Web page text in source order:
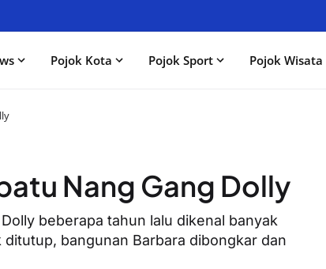
Pojok Kota Pojok Sport Pojok Wisata
Nang Gang Dolly
beberapa tahun lalu dikenal banyak
bangunan Barbara dibongkar dan